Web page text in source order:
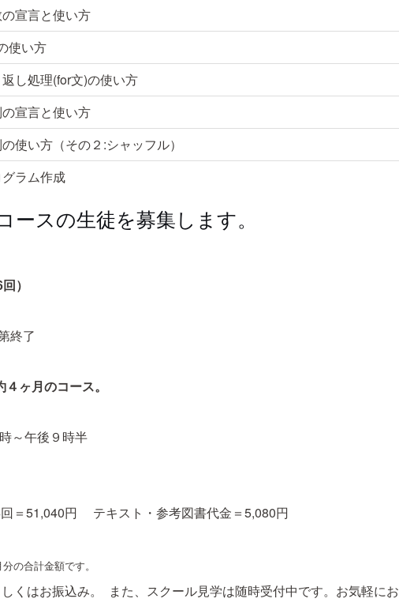
宣言と使い方
使い方
し処理(for文)の使い方
宣言と使い方
使い方（その２:シャッフル）
ラム作成
スの生徒を募集します。
）
終了
４ヶ月のコース。
～午後９時半
＝51,040円 テキスト・参考図書代金＝5,080円
の合計金額です。
くはお振込み。 また、スクール見学は随時受付中です。お気軽にお